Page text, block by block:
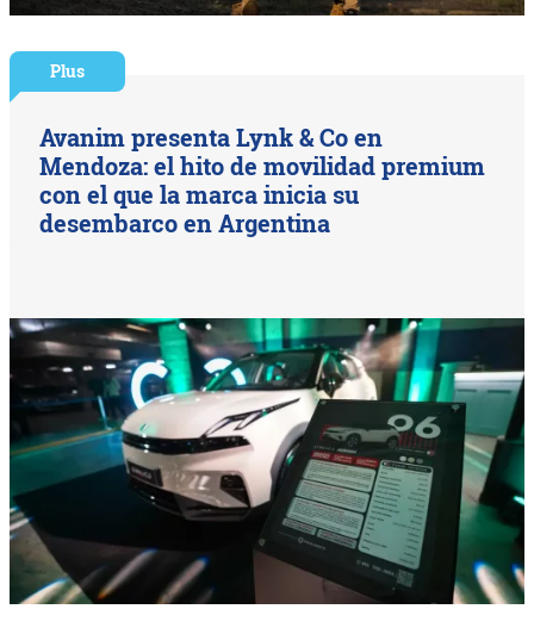
Plus
Avanim presenta Lynk & Co en
Mendoza: el hito de movilidad premium
con el que la marca inicia su
desembarco en Argentina